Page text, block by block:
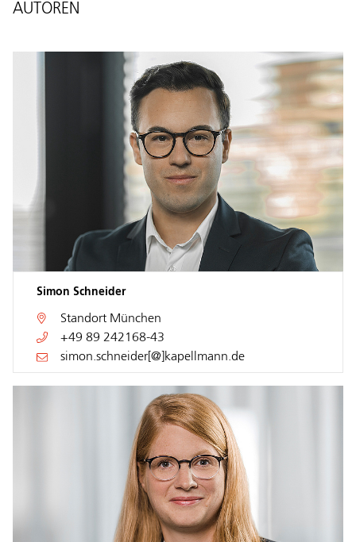
AUTOREN
Simon Schneider
Standort München
+49 89 242168-43
simon.schneider[@]kapellmann.de